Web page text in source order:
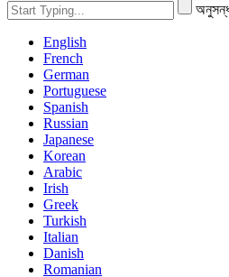
English
French
German
Portuguese
Spanish
Russian
Japanese
Korean
Arabic
Irish
Greek
Turkish
Italian
Danish
Romanian